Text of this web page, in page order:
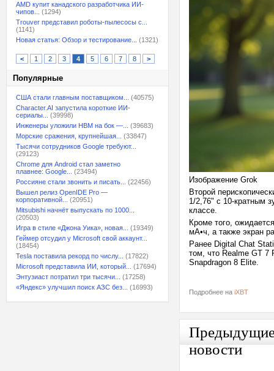
AMD купит канадского разработчика ИИ-
чипов...
(1294)
Trouver представил роботы-пылесосы с...
(1141)
Новая статья: Обзор и тестирование...
(1321)
< 1 2 3 4 5 6 7 8 >
Популярные
США стали главным поставщиком...
(40575)
Character.AI запустила короткие ИИ-
сериалы...
(39998)
Инженеры уложили HBM на бок —...
(39683)
Морские сражения, крупнейшая...
(33847)
Тысячи сотрудников Google требуют...
(29123)
Chrome для Android стал заметно
плавнее: Google...
(23494)
Россияне стали звонить и писать...
(22456)
Вышел релиз OpenIDE Pro —
корпоративной...
(20951)
Mitsubishi начнёт выпускать по 1000...
(20503)
Игра в стиле «Джона Уика», новая...
(19349)
Геймер отсудил у Microsoft свой аккаунт...
(18454)
Tesla поставила рекорд по числу...
(17822)
Microsoft представила ИИ, который...
(17694)
Энтузиаст потратил три тысячи...
(17258)
«Яндекс» улучшил поиск АЗС без...
(16993)
Изображение Grok
Второй
1/2,76" с 10-кратным
классе.
Кроме того,
мА•ч, а также экран
Ранее Digital Chat
том, что Realme GT 7
Snapdragon 8 Elite.
Подробнее на iXBT
новости